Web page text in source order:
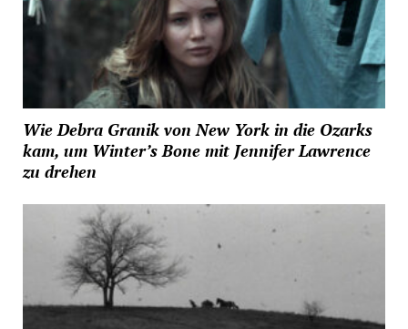
Wie Debra Granik von New York in die Ozarks
kam, um Winter’s Bone mit Jennifer Lawrence
zu drehen